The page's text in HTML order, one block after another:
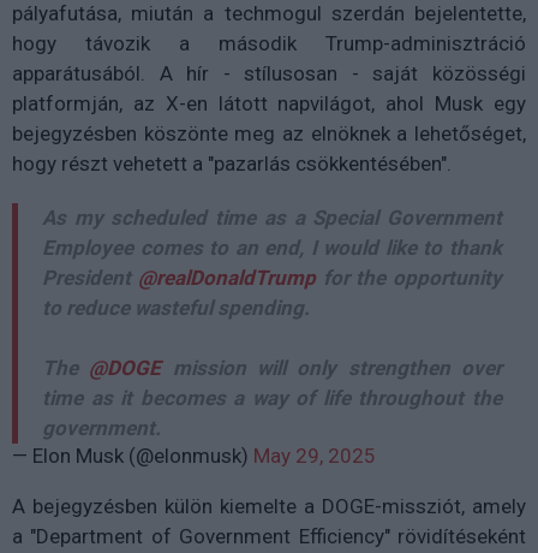
pályafutása, miután a techmogul szerdán bejelentette,
hogy távozik a második Trump-adminisztráció
apparátusából. A hír - stílusosan - saját közösségi
platformján, az X-en látott napvilágot, ahol Musk egy
bejegyzésben köszönte meg az elnöknek a lehetőséget,
hogy részt vehetett a "pazarlás csökkentésében".
As my scheduled time as a Special Government
Employee comes to an end, I would like to thank
President @realDonaldTrumpfor the opportunity
to reduce wasteful spending.
The @DOGEmission will only strengthen over
time as it becomes a way of life throughout the
government.
— Elon Musk (@elonmusk) May 29, 2025
A bejegyzésben külön kiemelte a DOGE-missziót, amely
a "Department of Government Efficiency" rövidítéseként